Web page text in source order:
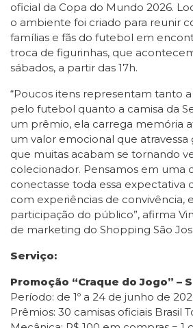
oficial da Copa do Mundo 2026.
o ambiente foi criado para reunir
famílias e fãs do futebol em
troca de figurinhas, que
sábados, a partir das 17h.
“Poucos itens representam tanto
pelo futebol quanto a camisa da
um prêmio, ela carrega memória
um valor emocional que
que muitas acabam se tornando
colecionador. Pensamos em uma
conectasse toda essa expectativa
com experiências de convivência,
participação do público”, afirma
de marketing do Shopping São
Serviço:
Promoção “Craque do Jogo” –
Período: de 1º a 24 de junho de
Prêmios: 30 camisas oficiais Brasil